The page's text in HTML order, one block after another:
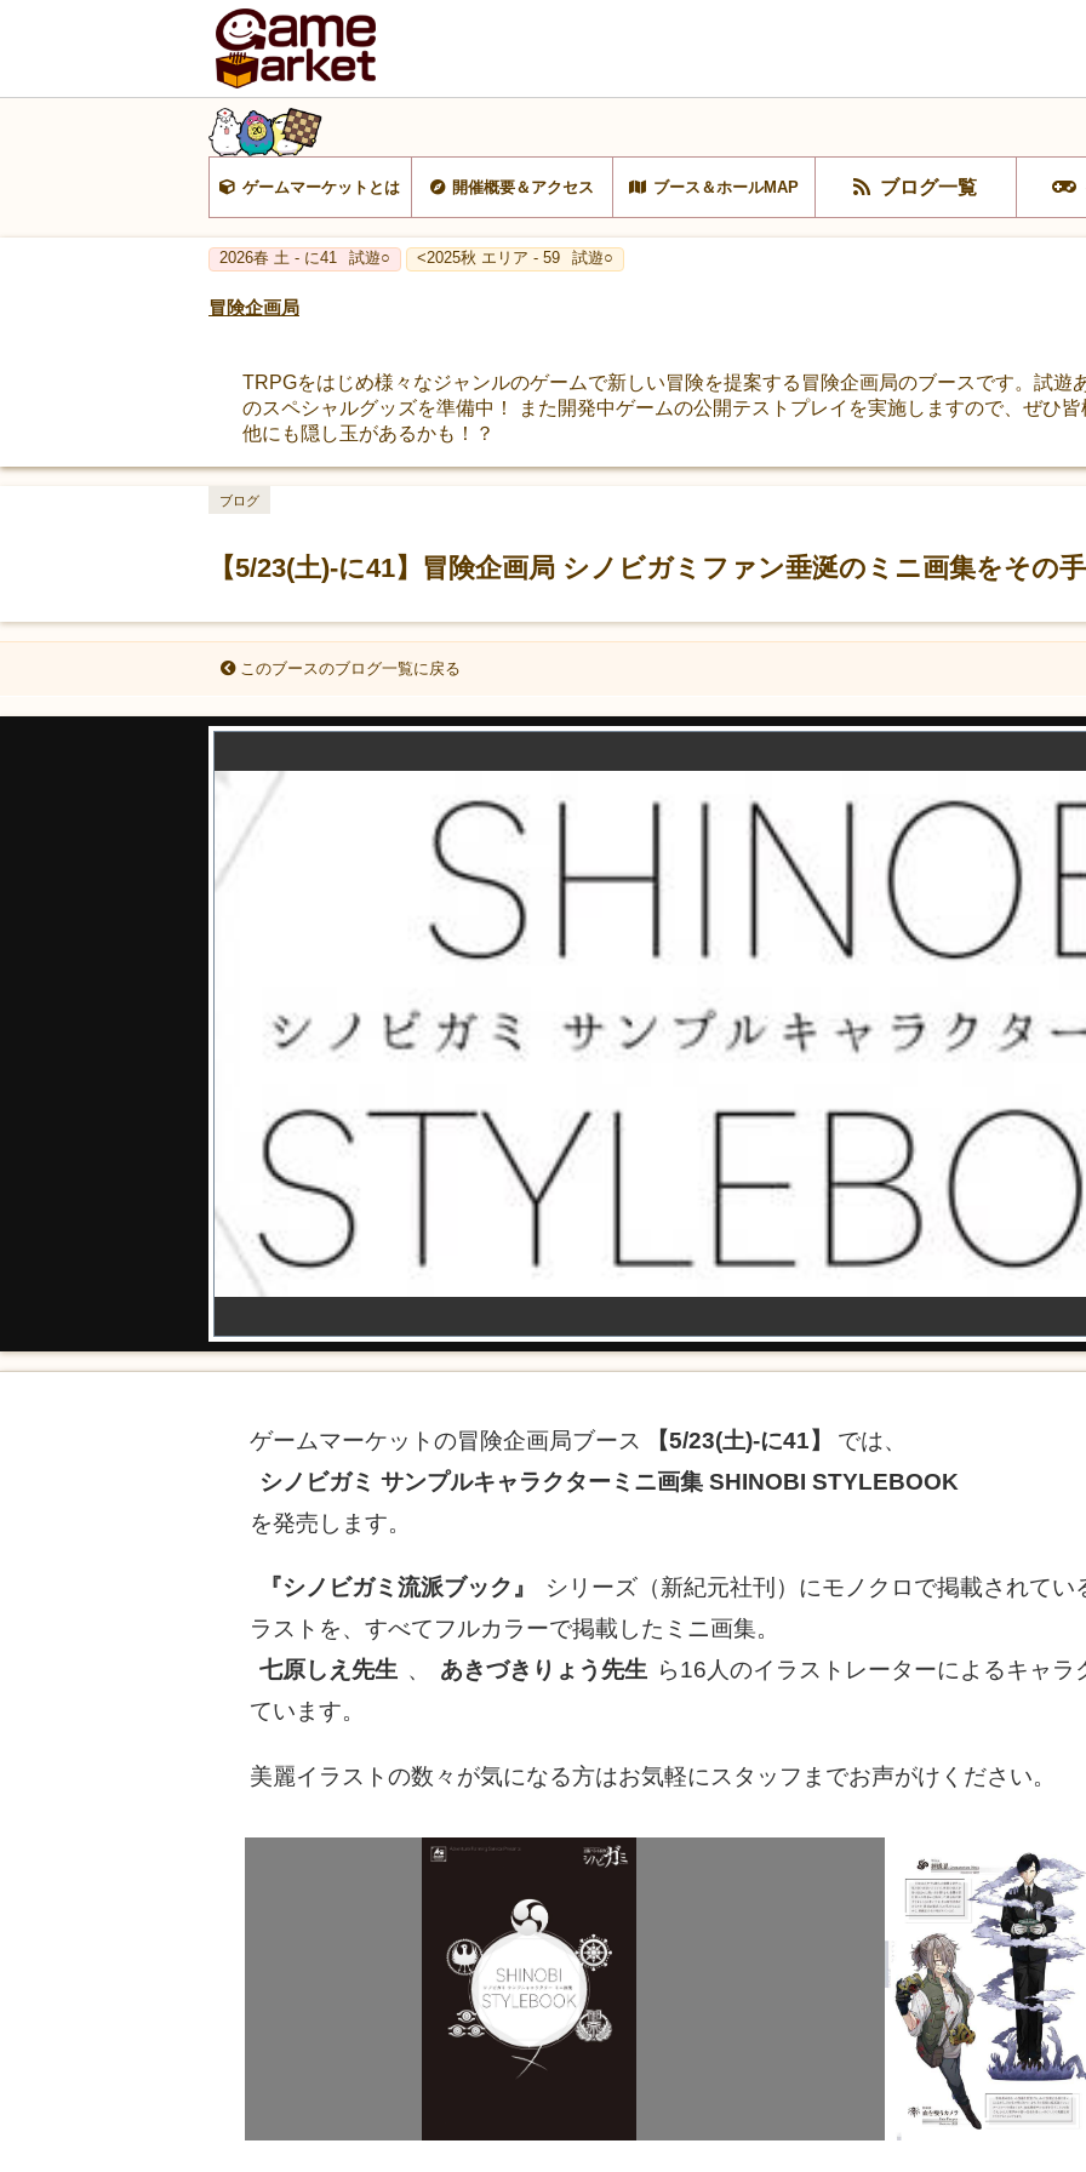
ゲームマーケットとは 開催概要＆アクセス ブース＆ホールMAP ブログ一覧
2026春 土 - に41 試遊○ <2025秋 エリア - 59 試遊○
冒険企画局
TRPGをはじめ様々なジャンルのゲームで新しい冒険を提案する冒険企画局のブースです。試遊
のスペシャルグッズを準備中！ また開発中ゲームの公開テストプレイを実施しますので、ぜひ
他にも隠し玉があるかも！？
【5/23(土)-に41】冒険企画局 シノビガミファン垂涎のミニ画集をその
ブログ
このブースのブログ一覧に戻る
ゲームマーケットの冒険企画局ブース 【5/23(土)-に41】
では、
シノビガミ サンプルキャラクターミニ画集 SHINOBI STYLEBOOK
を発売します。
『シノビガミ流派ブック』
シリーズ（新紀元社刊）にモノクロで掲載されて
ラストを、すべてフルカラーで掲載したミニ画集。
七原しえ先生 、 あきづきりょう先生 ら16人のイラストレーターによるキャ
ています。
美麗イラストの数々が気になる方はお気軽にスタッフまでお声がけください。